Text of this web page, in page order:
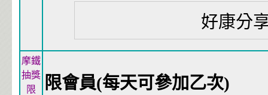
好康分
摩鐵
抽獎
限
限會員(每天可參加乙次)